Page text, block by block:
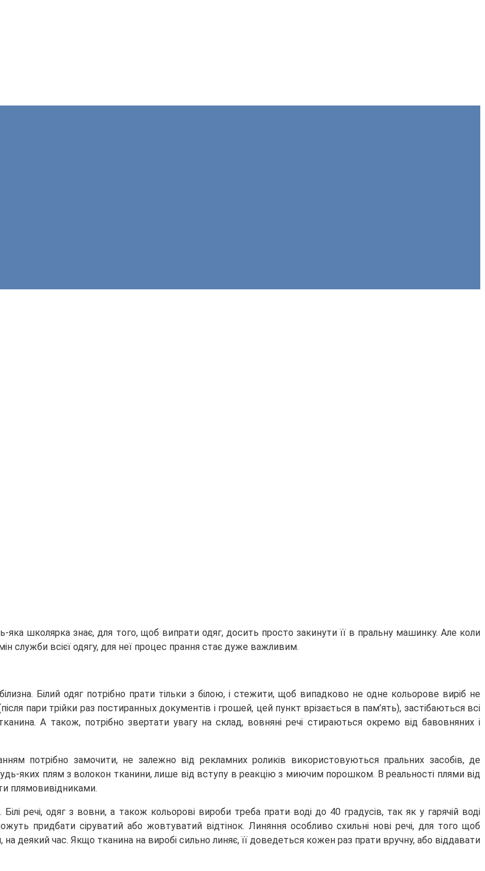
яка школярка знає, для того, щоб випрати одяг, досить просто закинути її в пральну машинку. Але коли
служби всієї одягу, для неї процес прання стає дуже важливим.
Білий одяг потрібно прати тільки з білою, і стежити, щоб випадково не одне кольорове виріб не
пари трійки раз постиранных документів і грошей, цей пункт врізається в пам’ять), застібаються всі
А також, потрібно звертати увагу на склад, вовняні речі стираються окремо від бавовняних і
потрібно замочити, не залежно від рекламних роликів використовуються пральних засобів, де
яких плям з волокон тканини, лише від вступу в реакцію з миючим порошком. В реальності плями від
плямовивідниками.
речі, одяг з вовни, а також кольорові вироби треба прати воді до 40 градусів, так як у гарячій воді
придбати сіруватий або жовтуватий відтінок. Линяння особливо схильні нові речі, для того щоб
на деякий час. Якщо тканина на виробі сильно линяє, її доведеться кожен раз прати вручну, або віддавати